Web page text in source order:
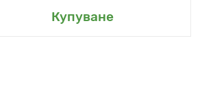
Купуване